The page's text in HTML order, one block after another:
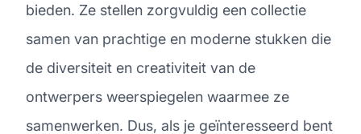
bieden. Ze stellen zorgvuldig een collectie
samen van prachtige en moderne stukken die
de diversiteit en creativiteit van de
ontwerpers weerspiegelen waarmee ze
samenwerken. Dus, als je geïnteresseerd bent